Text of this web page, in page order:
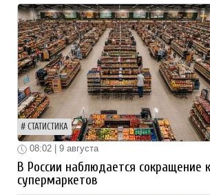
СТАТИСТИКА
08:02 | 9 августа
В России наблюдается сокращение
супермаркетов